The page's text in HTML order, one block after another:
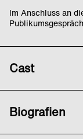
Im Anschluss an
Cast
Armin Hokmi
Biografien